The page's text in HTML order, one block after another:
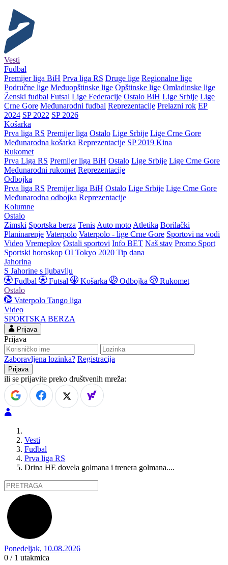
Vesti
Fudbal
Premijer liga BiH Prva liga RS Druge lige Regionalne lige
Područne lige Međuopštinske lige Opštinske lige Omladinske lige
Ženski fudbal Futsal Lige Federacije Ostalo BiH Lige Srbije Lige
Crne Gore Međunarodni fudbal Reprezentacije Prelazni rok EP
2024 SP 2022 SP 2026
Košarka
Prva liga RS Premijer liga Ostalo Lige Srbije Lige Crne Gore
Međunarodna košarka Reprezentacije SP 2019 Kina
Rukomet
Prva Liga RS Premijer liga BiH Ostalo Lige Srbije Lige Crne Gore
Međunarodni rukomet Reprezentacije
Odbojka
Prva liga RS Premijer liga BiH Ostalo Lige Srbije Lige Crne Gore
Međunarodna odbojka Reprezentacije
Kolumne
Ostalo
Zimski Sportska berza Tenis Auto moto Atletika Borilački
Planinarenje Vaterpolo Vaterpolo - lige Crne Gore Sportovi na vodi
Video Vremeplov Ostali sportovi Info BET Naš stav Promo Sport
Sportski horoskop OI Tokyo 2020 Tip dana
Jahorina
S Jahorine s ljubavlju
Fudbal
Futsal Košarka Odbojka
Rukomet
Ostalo
Vaterpolo Tango liga
Video
SPORTSKA BERZA
Prijava
Prijava
Zaboravljena lozinka? Registracija
ili se prijavite preko društvenih mreža:
Vesti
Fudbal
Prva liga RS
Drina HE dovela golmana i trenera golmana....
Ponedeljak, 10.08.2026
0 / 1 utakmica